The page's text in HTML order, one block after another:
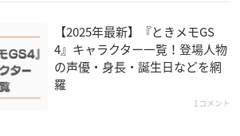
【2025年最新】『ときメモGS
4』キャラクター一覧！登場人物
の声優・身長・誕生日などを網
羅
1コメント